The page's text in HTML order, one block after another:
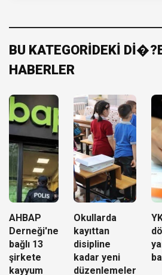
BU KATEGORİDEKİ
HABERLER
AHBAP
Derneği'ne
bağlı 13
şirkete
kayyum
Okullarda
kayıttan
disipline
kadar yeni
düzenlemeler